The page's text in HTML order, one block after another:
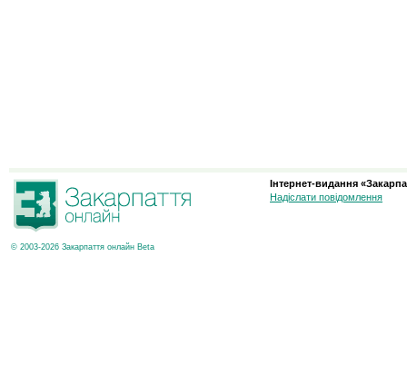
© 2003-2026 Закарпаття онлайн Beta
Інтернет-видання
Надіслати повідомлення